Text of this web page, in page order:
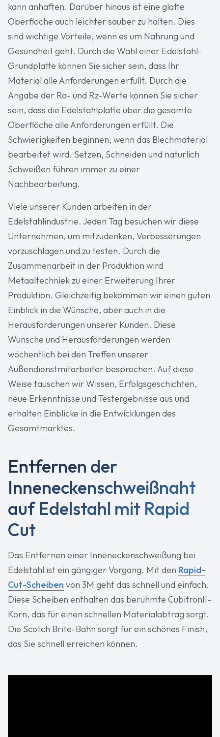
kann anhaften. Darüber hinaus ist eine glatte
Oberfläche auch leichter sauber zu halten. Dies
sind wichtige Vorteile, wenn es um Nahrung und
Gesundheit geht. Durch die Wahl einer Edelstahl-
Grundplatte können Sie sicher sein, dass Ihr
Material alle Anforderungen erfüllt. Durch die
Angabe der Ra- und Rz-Werte können Sie sicher
sein, dass die Edelstahlplatte über die gesamte
Oberfläche alle Anforderungen erfüllt. Die
Schwierigkeiten beginnen, wenn das Blechmaterial
bearbeitet wird. Setzen, Schneiden und natürlich
Schweißen führen immer zu einer
Nachbearbeitung.
Viele unserer Kunden arbeiten in der
Edelstahlindustrie. Jeden Tag besuchen wir diese
Unternehmen, um mitzudenken, Verbesserungen
vorzuschlagen und zu testen. Durch die
Zusammenarbeit in der Produktion wird
Metaaltechniek zu einer Erweiterung Ihrer
Produktion. Gleichzeitig bekommen wir einen guten
Einblick in die Wünsche, aber auch in die
Herausforderungen unserer Kunden. Diese
Wünsche und Herausforderungen werden
wöchentlich bei den Treffen unserer
Außendienstmitarbeiter besprochen. Auf diese
Weise tauschen wir Wissen, Erfolgsgeschichten,
neue Erkenntnisse und Testergebnisse aus und
erhalten Einblicke in die Entwicklungen des
Gesamtmarktes.
Entfernen der
Inneneckenschweißnaht
auf Edelstahl mit Rapid
Cut
Das Entfernen einer Inneneckenschweißung bei
Edelstahl ist ein gängiger Vorgang. Mit den Rapid-
Cut-Scheiben von 3M geht das schnell und einfach.
Diese Scheiben enthalten das berühmte CubitronII-
Korn, das für einen schnellen Materialabtrag sorgt.
Die Scotch Brite-Bahn sorgt für ein schönes Finish,
das Sie schnell erreichen können.